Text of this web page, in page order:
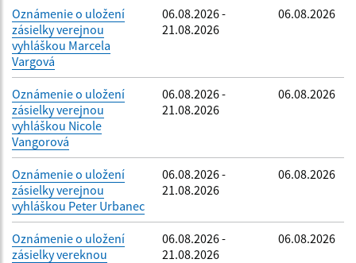
Oznámenie o uložení
zásielky verejnou
vyhláškou Marcela
Vargová
06.08.2026 -
21.08.2026
06.08.2026
Oznámenie o uložení
zásielky verejnou
vyhláškou Nicole
Vangorová
06.08.2026 -
21.08.2026
06.08.2026
Oznámenie o uložení
zásielky verejnou
vyhláškou Peter Urbanec
06.08.2026 -
21.08.2026
06.08.2026
Oznámenie o uložení
zásielky vereknou
06.08.2026 -
21.08.2026
06.08.2026